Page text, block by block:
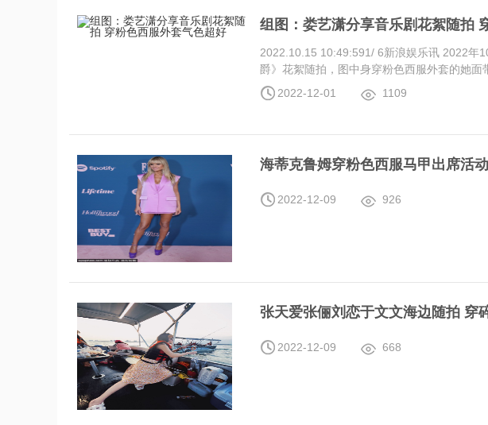
组图：娄艺潇分享音乐剧花絮随拍
2022.10.15 10:49:591/ 6新浪娱乐讯 2022年
爵》花絮随拍，图中身穿粉色西服外套的她面
2022-12-01
1109
海蒂克鲁姆穿粉色西服马甲出席活
2022-12-09 926
张天爱张俪刘恋于文文海边随拍 穿
2022-12-09 668